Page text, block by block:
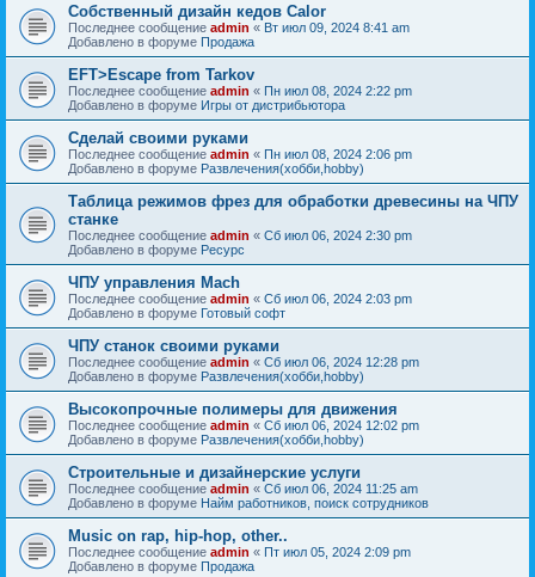
Собственный дизайн кедов Calor
Последнее сообщение admin « Вт июл 09, 2024 8:41 am
Добавлено в форуме Продажа
EFT>Escape from Tarkov
Последнее сообщение admin « Пн июл 08, 2024 2:22 pm
Добавлено в форуме Игры от дистрибьютора
Сделай своими руками
Последнее сообщение admin « Пн июл 08, 2024 2:06 pm
Добавлено в форуме Развлечения(хобби,hobby)
Таблица режимов фрез для обработки древесины на ЧПУ
станке
Последнее сообщение admin « Сб июл 06, 2024 2:30 pm
Добавлено в форуме Ресурс
ЧПУ управления Mach
Последнее сообщение admin « Сб июл 06, 2024 2:03 pm
Добавлено в форуме Готовый софт
ЧПУ станок своими руками
Последнее сообщение admin « Сб июл 06, 2024 12:28 pm
Добавлено в форуме Развлечения(хобби,hobby)
Высокопрочные полимеры для движения
Последнее сообщение admin « Сб июл 06, 2024 12:02 pm
Добавлено в форуме Развлечения(хобби,hobby)
Строительные и дизайнерские услуги
Последнее сообщение admin « Сб июл 06, 2024 11:25 am
Добавлено в форуме Найм работников, поиск сотрудников
Music on rap, hip-hop, other..
Последнее сообщение admin « Пт июл 05, 2024 2:09 pm
Добавлено в форуме Продажа